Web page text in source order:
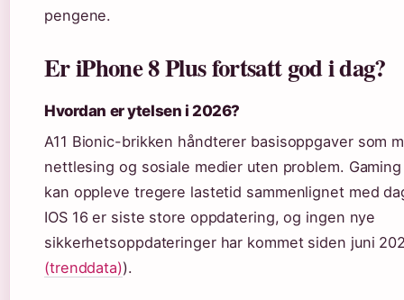
pengene.
Er iPhone 8 Plus fortsatt god i dag?
Hvordan er ytelsen i 2026?
A11 Bionic-brikken håndterer basisoppgaver som
nettlesing og sosiale medier uten problem.
kan oppleve tregere lastetid sammenlignet med
IOS 16 er siste store oppdatering, og ingen nye
sikkerhetsoppdateringer har kommet siden juni
(trenddata)).